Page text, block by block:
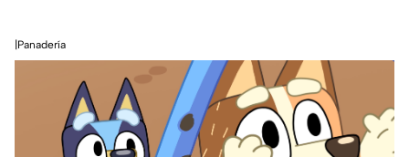
|Panadería